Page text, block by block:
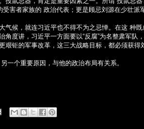
受害者家族的 政治代表；更是顾忌刘源在少壮派
气候，就连习近平也不得不为之忌惮。在这 种既
角度讲，习近平一方面要以“反腐”为名整肃军队
艰钜的军事改革，这三大战略目标，都必须获得
一个重要原因，与他的政治布局有关系。